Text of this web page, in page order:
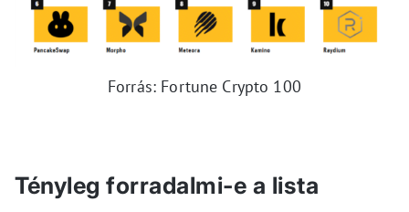
Forrás: Fortune Crypto 100
Tényleg forradalmi-e a lista